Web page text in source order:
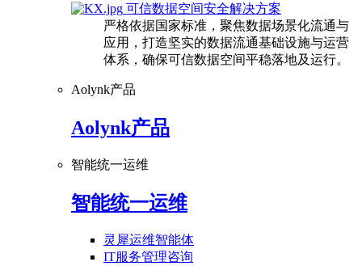
可信数据空间安全解决方案
严格依据国家标准，聚焦数据场景化流通与
应用，打造坚实的数据流通基础设施与运营
体系，确保可信数据空间平稳落地及运行。
Aolynk产品
Aolynk产品
智能统一运维
智能统一运维
灵犀运维智能体
IT服务管理咨询